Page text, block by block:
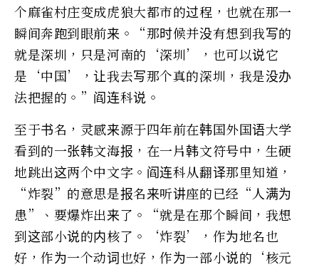
个麻雀村庄变成虎狼大都市的过程，也就在那一
瞬间奔跑到眼前来。“那时候并没有想到我写的
就是深圳，只是河南的‘深圳’，也可以说它
是‘中国’，让我去写那个真的深圳，我是没办
法把握的。”阎连科说。
至于书名，灵感来源于四年前在韩国外国语大学
看到的一张韩文海报，在一片韩文符号中，生硬
地跳出这两个中文字。阎连科从翻译那里知道，
“炸裂”的意思是报名来听讲座的已经“人满为
患”、要爆炸出来了。“就是在那个瞬间，我想
到这部小说的内核了。‘炸裂’，作为地名也
好，作为一个动词也好，作为一部小说的‘核元